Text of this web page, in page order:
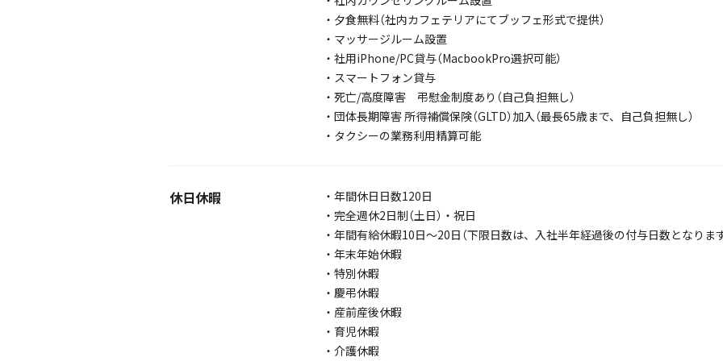
・夕食無料（社内カフェテリアにてブッフェ形式で提供）
・マッサージルーム設置
・社用iPhone/PC貸与（MacbookPro選択可能）
・スマートフォン貸与
・死亡/高度障害 弔慰金制度あり（自己負担無し）
・団体長期障害 所得補償保険（GLTD）加入（最長65歳まで、自己負担無し）
・タクシーの業務利用精算可能
休日休暇
・年間休日日数120日
・完全週休2日制（土日）・祝日
・年間有給休暇10日～20日（下限日数は、入社半年経過後の付与日数となりま
・年末年始休暇
・特別休暇
・慶弔休暇
・産前産後休暇
・育児休暇
・介護休暇